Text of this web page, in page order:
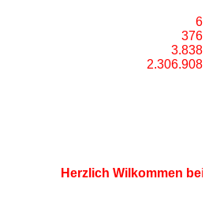
6
376
3.838
2.306.908
Herzlich Wilkommen bei